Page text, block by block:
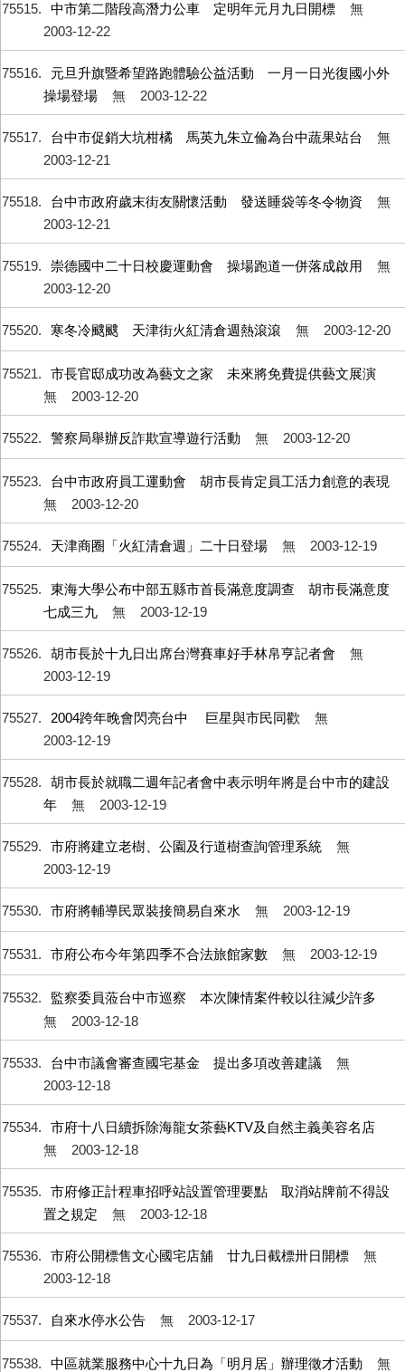
75515 中市第二階段高潛力公車 定明年元月九日開標
無
2003-12-22
75516
元旦升旗暨希望路跑體驗公益活動 一月一日光復國小外
操場登場
無 2003-12-22
75517 台中市促銷大坑柑橘 馬英九朱立倫為台中蔬果站台
無
2003-12-21
75518 台中市政府歲末街友關懷活動 發送睡袋等冬令物資
無
2003-12-21
75519 崇德國中二十日校慶運動會 操場跑道一併落成啟用
無
2003-12-20
75520 寒冬冷颼颼 天津街火紅清倉週熱滾滾 無 2003-12-20
75521
市長官邸成功改為藝文之家 未來將免費提供藝文展演
無
2003-12-20
75522 警察局舉辦反詐欺宣導遊行活動 無 2003-12-20
75523
台中市政府員工運動會 胡市長肯定員工活力創意的表現
無
2003-12-20
75524 天津商圈「火紅清倉週」二十日登場 無 2003-12-19
75525
東海大學公布中部五縣市首長滿意度調查 胡市長滿意度
七成三九
無 2003-12-19
75526 胡市長於十九日出席台灣賽車好手林帛亨記者會
無
2003-12-19
75527 2004跨年晚會閃亮台中 巨星與市民同歡
無
2003-12-19
75528
胡市長於就職二週年記者會中表示明年將是台中市的建設
年
無 2003-12-19
75529 市府將建立老樹、公園及行道樹查詢管理系統
無
2003-12-19
75530 市府將輔導民眾裝接簡易自來水 無 2003-12-19
75531 市府公布今年第四季不合法旅館家數 無 2003-12-19
75532
監察委員蒞台中市巡察 本次陳情案件較以往減少許多
無
2003-12-18
75533 台中市議會審查國宅基金 提出多項改善建議
無
2003-12-18
75534
市府十八日續拆除海龍女茶藝KTV及自然主義美容名店
無
2003-12-18
75535
市府修正計程車招呼站設置管理要點 取消站牌前不得設
置之規定
無 2003-12-18
75536 市府公開標售文心國宅店舖 廿九日截標卅日開標
無
2003-12-18
75537 自來水停水公告 無 2003-12-17
75538 中區就業服務中心十九日為「明月居」辦理徵才活動 無